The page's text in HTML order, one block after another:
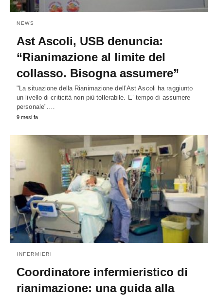
NEWS
Ast Ascoli, USB denuncia:
“Rianimazione al limite del
collasso. Bisogna assumere”
"La situazione della Rianimazione dell’Ast Ascoli ha raggiunto
un livello di criticità non più tollerabile. E’ tempo di assumere
personale".…
9 mesi fa
INFERMIERI
Coordinatore infermieristico di
rianimazione: una guida alla